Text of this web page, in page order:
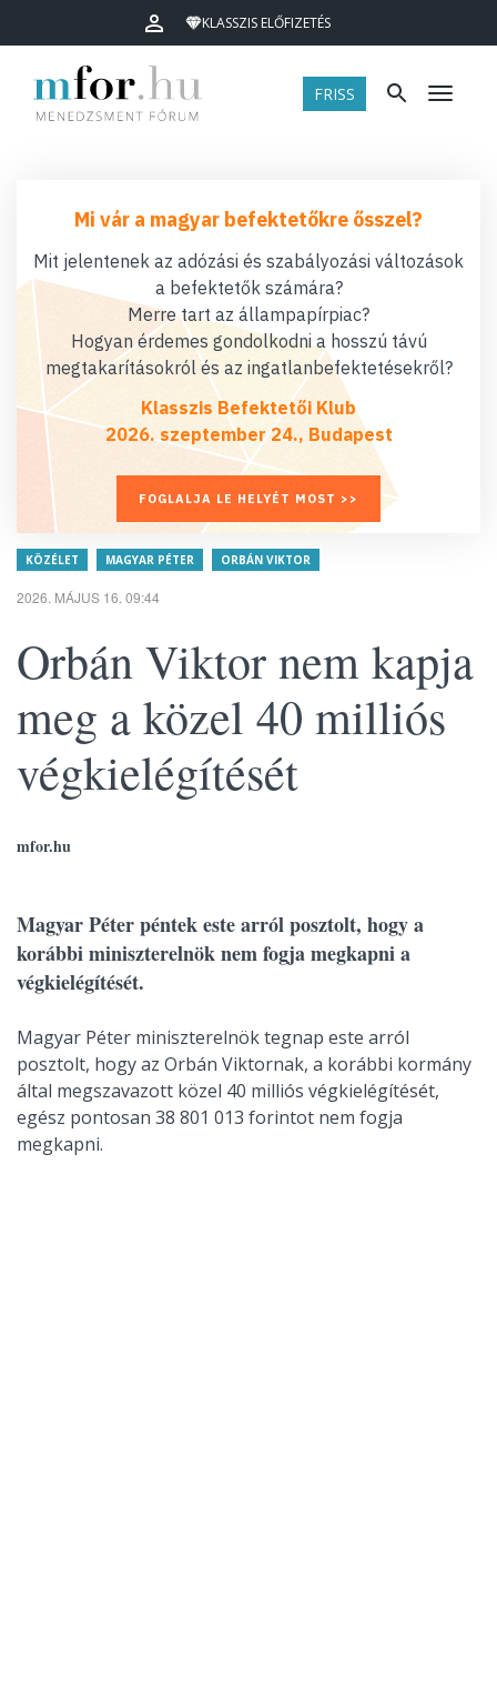
KLASSZIS ELŐFIZETÉS
FRISS Menü
Mi vár a magyar befektetőkre ősszel?
Mit jelentenek az adózási és szabályozási változások
a befektetők számára?
Merre tart az állampapírpiac?
Hogyan érdemes gondolkodni a hosszú távú
megtakarításokról és az ingatlanbefektetésekről?
Klasszis Befektetői Klub
2026. szeptember 24., Budapest
FOGLALJA LE HELYÉT MOST >>
KÖZÉLET MAGYAR PÉTER ORBÁN VIKTOR
2026. MÁJUS 16. 09:44
Orbán Viktor nem kapja
meg a közel 40 milliós
végkielégítését
mfor.hu
Magyar Péter péntek este arról posztolt, hogy a
korábbi miniszterelnök nem fogja megkapni a
végkielégítését.
Magyar Péter miniszterelnök tegnap este arról
posztolt, hogy az Orbán Viktornak, a korábbi kormány
által megszavazott közel 40 milliós végkielégítését,
egész pontosan 38 801 013 forintot nem fogja
megkapni.